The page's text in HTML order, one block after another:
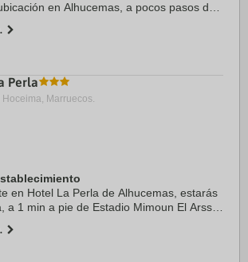
en Alhucemas, a pocos pasos de
este ...
Perla
Hoceima, Marruecos.
en Hotel La Perla de Alhucemas, estarás
a 1 min a pie de Estadio Mimoun El Arssi y
km de ...